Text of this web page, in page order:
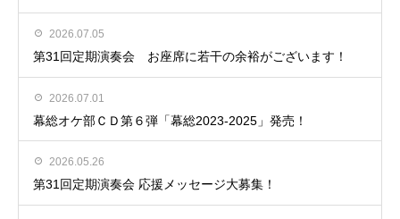
2026.07.05
第31回定期演奏会 お座席に若干の余裕がございます！
2026.07.01
幕総オケ部ＣＤ第６弾「幕総2023-2025」発売！
2026.05.26
第31回定期演奏会 応援メッセージ大募集！